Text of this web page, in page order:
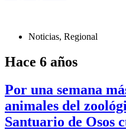
Noticias, Regional
Hace 6 años
Por una semana
animales del
Santuario de Osos